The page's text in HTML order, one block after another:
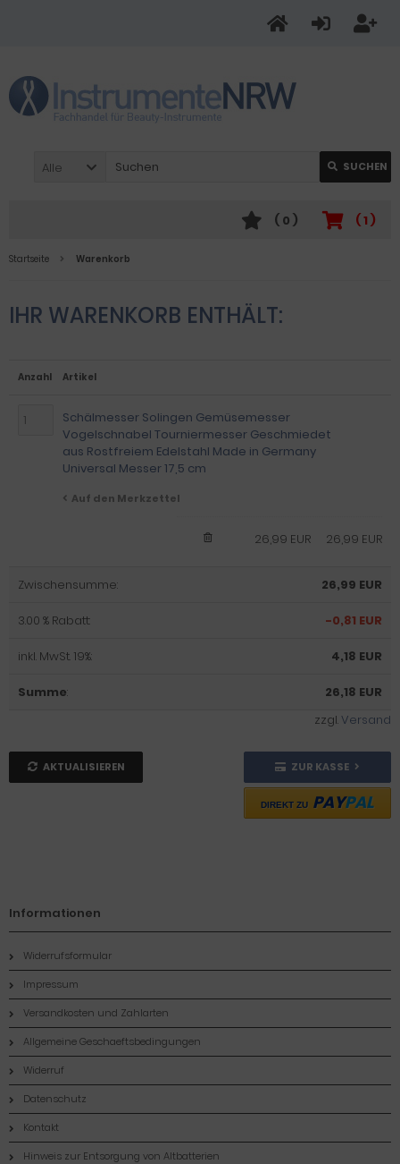
Alle SUCHEN
( 1 )
( 0 )
Startseite Warenkorb
IHR WARENKORB ENTHÄLT:
Anzahl Artikel
Schälmesser Solingen Gemüsemesser
Vogelschnabel Tourniermesser Geschmiedet
aus Rostfreiem Edelstahl Made in Germany
Universal Messer 17,5 cm
Auf den Merkzettel
26,99 EUR
26,99 EUR
Zwischensumme: 26,99 EUR
3.00 % Rabatt: -0,81 EUR
inkl. MwSt. 19%: 4,18 EUR
Summe:
26,18 EUR
zzgl.Versand
AKTUALISIEREN ZUR KASSE
DIREKT ZU PAYPAL
Informationen
Widerrufsformular
Impressum
Versandkosten und Zahlarten
Allgemeine Geschaeftsbedingungen
Widerruf
Datenschutz
Kontakt
Hinweis zur Entsorgung von Altbatterien